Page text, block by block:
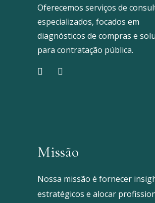
Oferecemos serviços de
especializados, focados em
diagnósticos de compras e
para contratação pública.
Missão
Nossa missão é fornecer
estratégicos e alocar